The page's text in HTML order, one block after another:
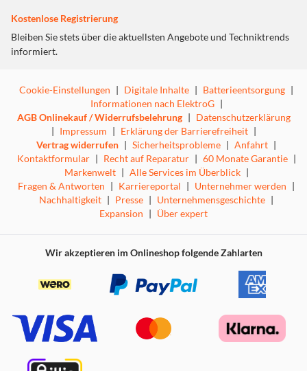
Kostenlose Registrierung
Bleiben Sie stets über die aktuellsten Angebote und Techniktrends
informiert.
Cookie-Einstellungen | Digitale Inhalte | Batterieentsorgung |
Informationen nach ElektroG |
AGB Onlinekauf / Widerrufsbelehrung | Datenschutzerklärung
| Impressum | Erklärung der Barrierefreiheit |
Vertrag widerrufen | Sicherheitsprobleme | Anfahrt |
Kontaktformular | Recht auf Reparatur | 60 Monate Garantie |
Markenwelt | Alle Services im Überblick |
Fragen & Antworten | Karriereportal | Unternehmer werden |
Nachhaltigkeit | Presse | Unternehmensgeschichte |
Expansion | Über expert
Wir akzeptieren im Onlineshop folgende Zahlarten